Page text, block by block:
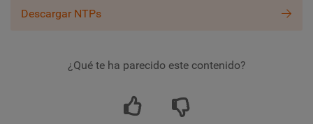
Descargar NTPs
¿Qué te ha parecido este contenido?